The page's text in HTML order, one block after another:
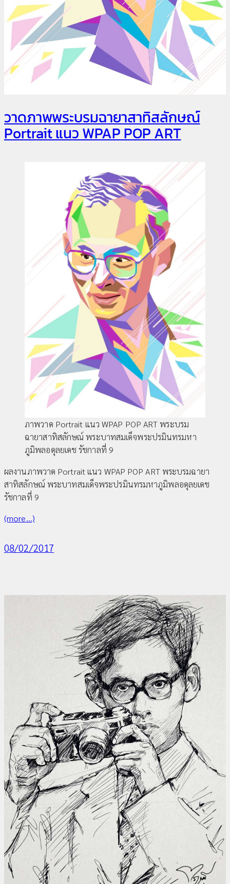
วาดภาพพระบรมฉายาสาทิสลักษณ์
Portrait แนว WPAP POP ART
ภาพวาด Portrait แนว WPAP POP ART พระบรม
ฉายาสาทิสลักษณ์ พระบาทสมเด็จพระปรมินทรมหา
ภูมิพลอดุลยเดช รัชกาลที่ 9
ผลงานภาพวาด Portrait แนว WPAP POP ART พระบรมฉายา
สาทิสลักษณ์ พระบาทสมเด็จพระปรมินทรมหาภูมิพลอดุลยเดช
รัชกาลที่ 9
(more…)
08/02/2017